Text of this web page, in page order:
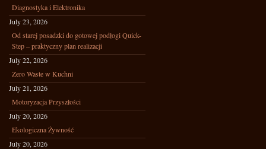
Diagnostyka i Elektronika
July 23, 2026
Od starej posadzki do gotowej podłogi Quick-
Step – praktyczny plan realizacji
July 22, 2026
Zero Waste w Kuchni
July 21, 2026
Motoryzacja Przyszłości
July 20, 2026
Ekologiczna Żywność
July 20, 2026